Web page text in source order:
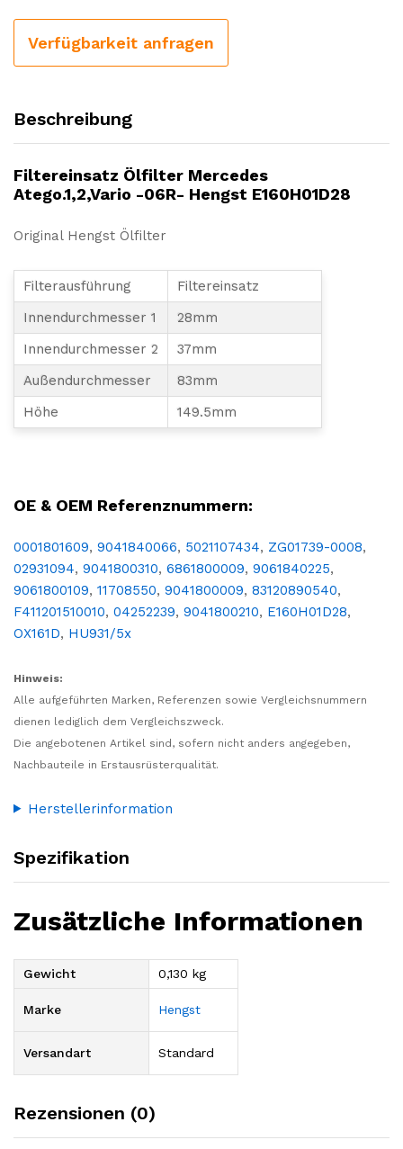
Verfügbarkeit anfragen
Beschreibung
Filtereinsatz Ölfilter Mercedes
Atego.1,2,Vario -06R- Hengst E160H01D28
Original Hengst Ölfilter
Filterausführung
Filtereinsatz
Innendurchmesser 1
28mm
Innendurchmesser 2
37mm
Außendurchmesser
83mm
Höhe
149.5mm
OE & OEM Referenznummern:
0001801609, 9041840066, 5021107434, ZG01739-0008,
02931094, 9041800310, 6861800009, 9061840225,
9061800109, 11708550, 9041800009, 83120890540,
F411201510010, 04252239, 9041800210, E160H01D28,
OX161D, HU931/5x
Hinweis:
Alle aufgeführten Marken, Referenzen sowie Vergleichsnummern
dienen lediglich dem Vergleichszweck.
Die angebotenen Artikel sind, sofern nicht anders angegeben,
Nachbauteile in Erstausrüsterqualität.
Herstellerinformation
Spezifikation
Zusätzliche Informationen
Gewicht 0,130 kg
Marke Hengst
Versandart Standard
Rezensionen (0)